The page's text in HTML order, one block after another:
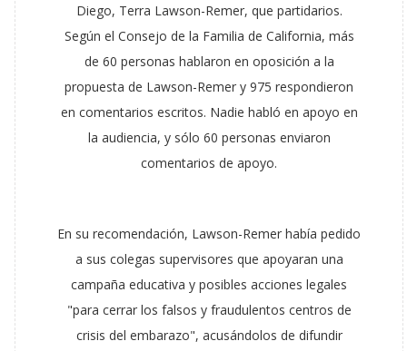
Diego, Terra Lawson-Remer, que partidarios.
Según el Consejo de la Familia de California, más
de 60 personas hablaron en oposición a la
propuesta de Lawson-Remer y 975 respondieron
en comentarios escritos. Nadie habló en apoyo en
la audiencia, y sólo 60 personas enviaron
comentarios de apoyo.
En su recomendación, Lawson-Remer había pedido
a sus colegas supervisores que apoyaran una
campaña educativa y posibles acciones legales
"para cerrar los falsos y fraudulentos centros de
crisis del embarazo", acusándolos de difundir